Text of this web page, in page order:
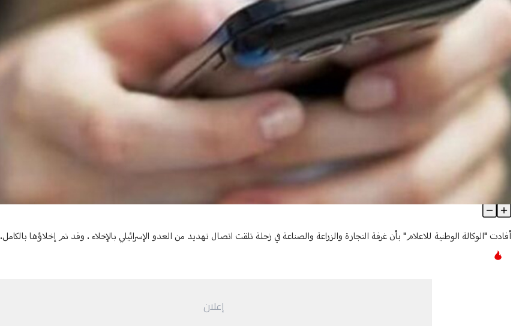
إخلاء غرفة التجارة والزراعة والصناعة في زحلة بعد تلقيها اتصال تهديد
Article Content
أفادت "الوكالة الوطنية للاعلام" بأن غرفة التجارة والزراعة والصناعة في زحلة تلقت اتصال تهديد من العدو الإسرائيلي بالإخلاء . وقد تم إخلاؤها بالكامل.
إعلان